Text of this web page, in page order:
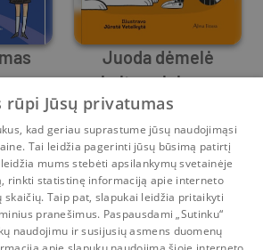
Juoda dėmelė
baltose lubose
Tomas Dirgėla
0 11
1 2
Pokalbiai Pranešimai Paskyra
rūpi Jūsų privatumas
kad geriau suprastume jūsų naudojimąsi
Tai leidžia pagerinti jūsų būsimą patirtį
mums stebėti apsilankymų svetainėje
rinkti statistinę informaciją apie interneto
skaičių. Taip pat, slapukai leidžia pritaikyti
pranešimus. Paspausdami „Sutinku“
naudojimu ir susijusių asmens duomenų